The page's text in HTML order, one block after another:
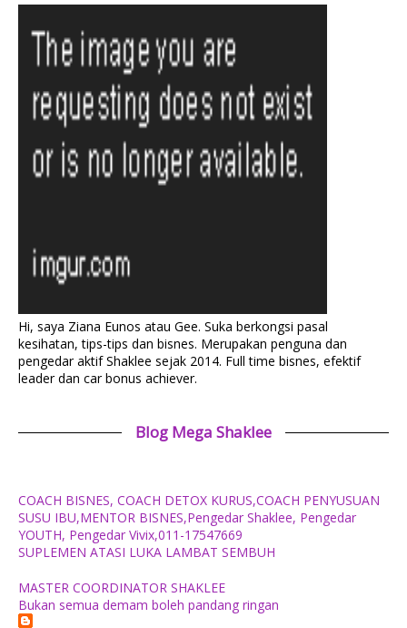
Hi, saya Ziana Eunos atau Gee. Suka berkongsi pasal
kesihatan, tips-tips dan bisnes. Merupakan penguna dan
pengedar aktif Shaklee sejak 2014. Full time bisnes, efektif
leader dan car bonus achiever.
Blog Mega Shaklee
COACH BISNES, COACH DETOX KURUS,COACH PENYUSUAN
SUSU IBU,MENTOR BISNES,Pengedar Shaklee, Pengedar
YOUTH, Pengedar Vivix,011-17547669
SUPLEMEN ATASI LUKA LAMBAT SEMBUH
MASTER COORDINATOR SHAKLEE
Bukan semua demam boleh pandang ringan